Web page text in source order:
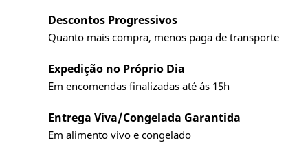
Descontos Progressivos
Quanto mais compra, menos paga de transporte
Expedição no Próprio Dia
Em encomendas finalizadas até ás 15h
Entrega Viva/Congelada Garantida
Em alimento vivo e congelado